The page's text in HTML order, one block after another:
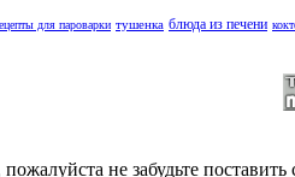
для пароварки тушенка блюда из печени
не забудьте поставить